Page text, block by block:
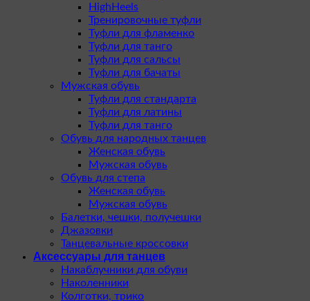
HighHeels
Тренировочные туфли
Туфли для фламенко
Туфли для танго
Туфли для сальсы
Туфли для бачаты
Мужская обувь
Туфли для стандарта
Туфли для латины
Туфли для танго
Обувь для народных танцев
Женская обувь
Мужская обувь
Обувь для степа
Женская обувь
Мужская обувь
Балетки, чешки, получешки
Джазовки
Танцевальные кроссовки
Аксессуары для танцев
Накаблучники для обуви
Наколенники
Колготки, трико